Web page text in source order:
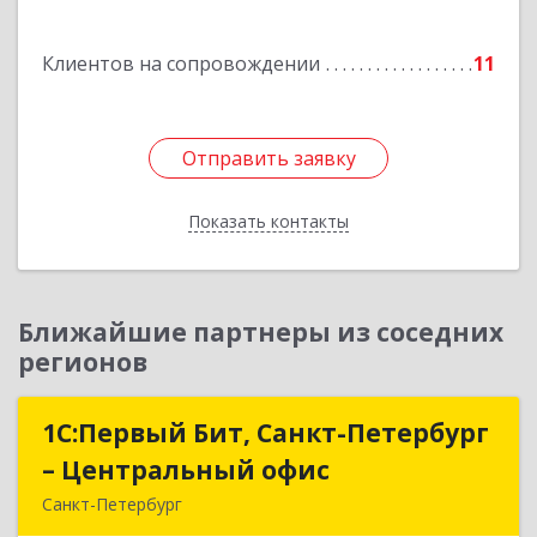
Клиентов на сопровождении 11
Отправить заявку
Показать контакты
Отправить заявку
Назад
Ближайшие партнеры из соседних
регионов
1С:Первый Бит, Санкт-Петербург
– Центральный офис
Санкт-Петербург
1С:Первый Бит, Санкт-Петербург
– Центральный офис